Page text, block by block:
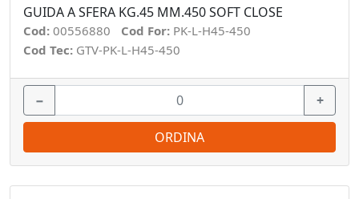
GUIDA A SFERA KG.45 MM.450 SOFT CLOSE
Cod: 00556880 Cod For: PK-L-H45-450
Cod Tec: GTV-PK-L-H45-450
− +
ORDINA